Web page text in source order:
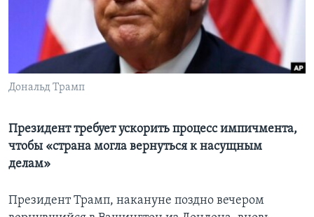
Learning English
СОЦИАЛЬНЫЕ СЕТИ
Языки
Дональд Трамп
Президент требует ускорить процесс импичмента,
чтобы «страна могла вернуться к насущным
делам»
Президент Трамп, накануне поздно вечером